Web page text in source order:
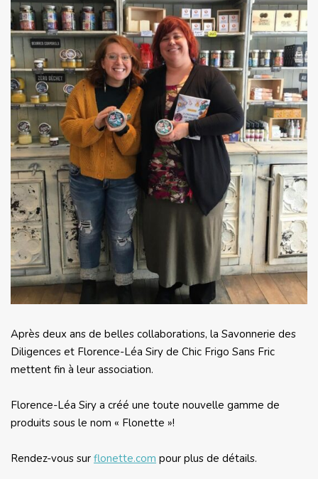
Après deux ans de belles collaborations, la Savonnerie des
Diligences et Florence-Léa Siry de Chic Frigo Sans Fric
mettent fin à leur association.
Florence-Léa Siry a créé une toute nouvelle gamme de
produits sous le nom « Flonette »!
Rendez-vous sur flonette.com pour plus de détails.